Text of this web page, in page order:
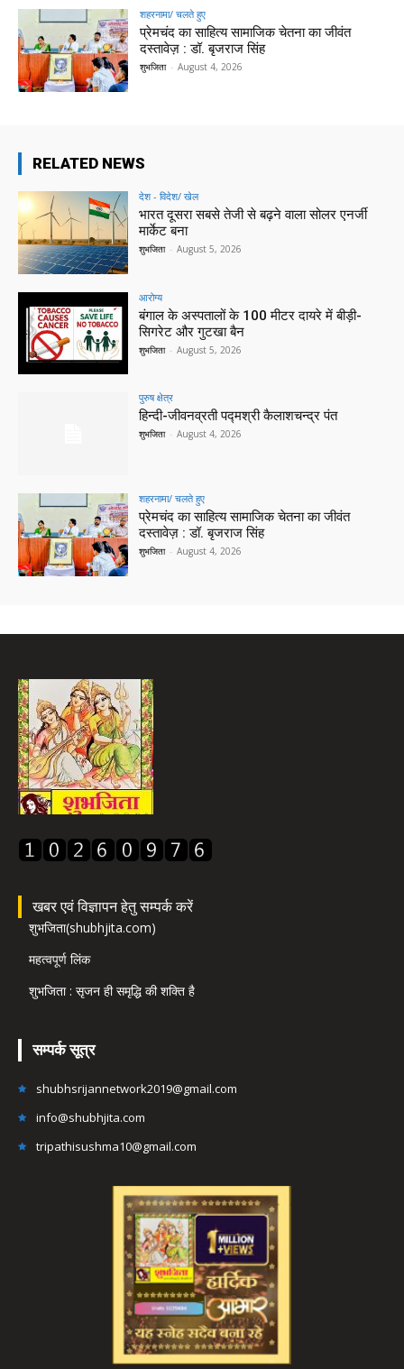
शहरनामा/ चलते हुए
प्रेमचंद का साहित्य सामाजिक चेतना का जीवंत
दस्तावेज़ : डॉ. बृजराज सिंह
शुभजिता - August 4, 2026
RELATED NEWS
देश - विदेश/ खेल
भारत दूसरा सबसे तेजी से बढ़ने वाला सोलर एनर्जी
मार्केट बना
शुभजिता - August 5, 2026
आरोग्य
बंगाल के अस्पतालों के 100 मीटर दायरे में बीड़ी-
सिगरेट और गुटखा बैन
शुभजिता - August 5, 2026
पुरुष क्षेत्र
हिन्‍दी-जीवनव्रती पद्मश्री कैलाशचन्‍द्र पंत
शुभजिता - August 4, 2026
शहरनामा/ चलते हुए
प्रेमचंद का साहित्य सामाजिक चेतना का जीवंत
दस्तावेज़ : डॉ. बृजराज सिंह
शुभजिता - August 4, 2026
खबर एवं विज्ञापन हेतु सम्पर्क करें
शुभजिता(shubhjita.com)
महत्वपूर्ण लिंक
शुभजिता : सृजन ही समृद्धि की शक्ति है
सम्पर्क सूत्र
shubhsrijannetwork2019@gmail.com
info@shubhjita.com
tripathisushma10@gmail.com